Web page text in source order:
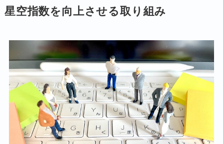
星空指数を向上させる取り組み